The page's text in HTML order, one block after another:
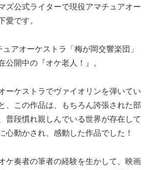
ズ公式ライターで現役アマチュアオー
愛です。
ュアオーケストラ「梅が岡交響楽団」
公開中の『オケ老人！』。
ーケストラでヴァイオリンを弾いてい
、この作品は、もちろん誇張された部
普段慣れ親しんでいる世界が存在して
心動かされ、感動した作品でした！
ケ奏者の筆者の経験を生かして、映画